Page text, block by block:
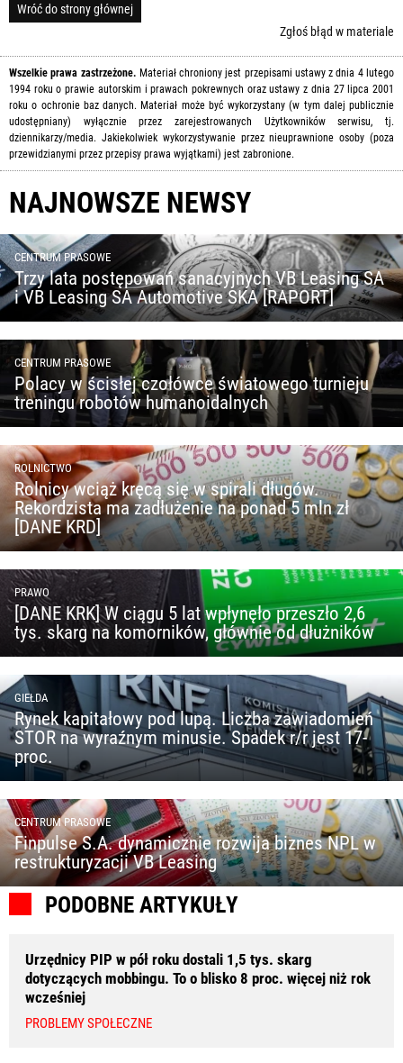
Wróć do strony głównej
Zgłoś błąd w materiale
Wszelkie prawa zastrzeżone. Materiał chroniony jest przepisami ustawy z dnia 4 lutego
1994 roku o prawie autorskim i prawach pokrewnych oraz ustawy z dnia 27 lipca 2001
roku o ochronie baz danych. Materiał może być wykorzystany (w tym dalej publicznie
udostępniany) wyłącznie przez zarejestrowanych Użytkowników serwisu, tj.
dziennikarzy/media. Jakiekolwiek wykorzystywanie przez nieuprawnione osoby (poza
przewidzianymi przez przepisy prawa wyjątkami) jest zabronione.
NAJNOWSZE NEWSY
CENTRUM PRASOWE
Trzy lata postępowań sanacyjnych VB Leasing SA
i VB Leasing SA Automotive SKA [RAPORT]
CENTRUM PRASOWE
Polacy w ścisłej czołówce światowego turnieju
treningu robotów humanoidalnych
ROLNICTWO
Rolnicy wciąż kręcą się w spirali długów.
Rekordzista ma zadłużenie na ponad 5 mln zł
[DANE KRD]
PRAWO
[DANE KRK] W ciągu 5 lat wpłynęło przeszło 2,6
tys. skarg na komorników, głównie od dłużników
GIEŁDA
Rynek kapitałowy pod lupą. Liczba zawiadomień
STOR na wyraźnym minusie. Spadek r/r jest 17-
proc.
CENTRUM PRASOWE
Finpulse S.A. dynamicznie rozwija biznes NPL w
restrukturyzacji VB Leasing
PODOBNE ARTYKUŁY
Urzędnicy PIP w pół roku dostali 1,5 tys. skarg
dotyczących mobbingu. To o blisko 8 proc. więcej niż rok
wcześniej
PROBLEMY SPOŁECZNE